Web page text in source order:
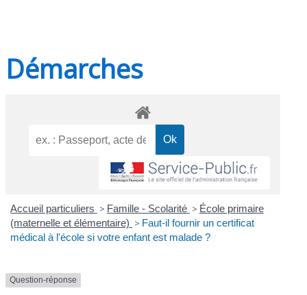
Démarches
Accueil particuliers > Famille - Scolarité > École primaire
(maternelle et élémentaire) > Faut-il fournir un certificat
médical à l'école si votre enfant est malade ?
Question-réponse